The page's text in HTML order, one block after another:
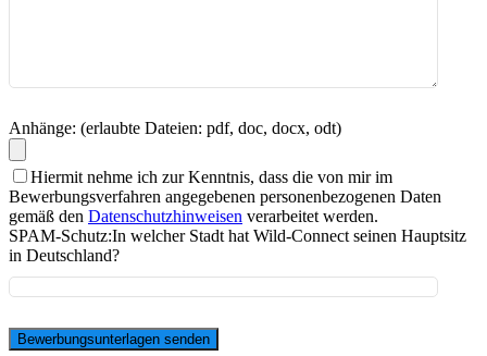
Anhänge: (erlaubte Dateien: pdf, doc, docx, odt)
Hiermit nehme ich zur Kenntnis, dass die von mir im
Bewerbungsverfahren angegebenen personenbezogenen Daten
gemäß den Datenschutzhinweisen verarbeitet werden.
SPAM-Schutz:In welcher Stadt hat Wild-Connect seinen Hauptsitz
in Deutschland?